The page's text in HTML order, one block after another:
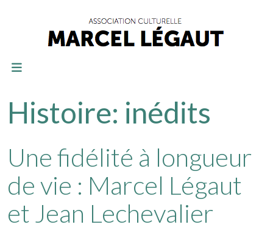
Histoire: inédits
Une fidélité à longueur
de vie : Marcel Légaut
et Jean Lechevalier